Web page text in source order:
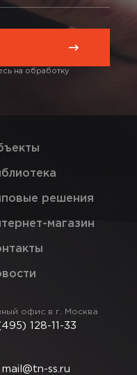
на обработку
решения
магазин
офис в г. Москва
128-11-33
mail@tn-ss.ru